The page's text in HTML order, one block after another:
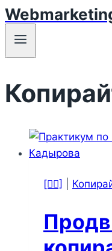
Перейти
к
содержимому
[🕵‍♂️]